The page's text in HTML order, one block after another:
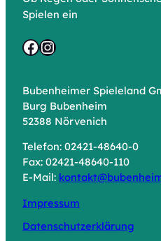
Spielen ein
Facebook Instagram
Bubenheimer Spieleland
Burg Bubenheim
52388 Nörvenich
Telefon: 02421-48640-0
Fax: 02421-48640-110
E-Mail:
Impressum
Datenschutzerklärung